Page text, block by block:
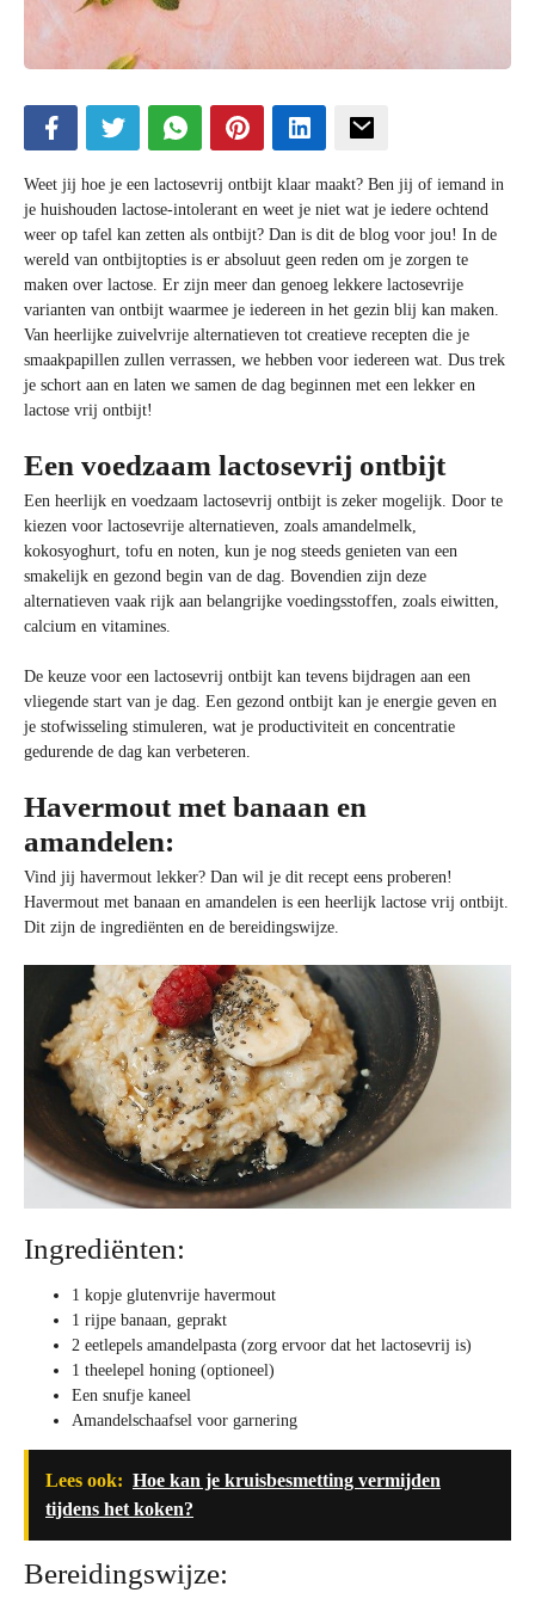
Weet jij hoe je een lactosevrij ontbijt klaar maakt? Ben jij of iemand in
je huishouden lactose-intolerant en weet je niet wat je iedere ochtend
weer op tafel kan zetten als ontbijt? Dan is dit de blog voor jou! In de
wereld van ontbijtopties is er absoluut geen reden om je zorgen te
maken over lactose. Er zijn meer dan genoeg lekkere lactosevrije
varianten van ontbijt waarmee je iedereen in het gezin blij kan maken.
Van heerlijke zuivelvrije alternatieven tot creatieve recepten die je
smaakpapillen zullen verrassen, we hebben voor iedereen wat. Dus trek
je schort aan en laten we samen de dag beginnen met een lekker en
lactose vrij ontbijt!
Een voedzaam lactosevrij ontbijt
Een heerlijk en voedzaam lactosevrij ontbijt is zeker mogelijk. Door te
kiezen voor lactosevrije alternatieven, zoals amandelmelk,
kokosyoghurt, tofu en noten, kun je nog steeds genieten van een
smakelijk en gezond begin van de dag. Bovendien zijn deze
alternatieven vaak rijk aan belangrijke voedingsstoffen, zoals eiwitten,
calcium en vitamines.
De keuze voor een lactosevrij ontbijt kan tevens bijdragen aan een
vliegende start van je dag. Een gezond ontbijt kan je energie geven en
je stofwisseling stimuleren, wat je productiviteit en concentratie
gedurende de dag kan verbeteren.
Havermout met banaan en
amandelen:
Vind jij havermout lekker? Dan wil je dit recept eens proberen!
Havermout met banaan en amandelen is een heerlijk lactose vrij ontbijt.
Dit zijn de ingrediënten en de bereidingswijze.
Ingrediënten:
1 kopje glutenvrije havermout
1 rijpe banaan, geprakt
2 eetlepels amandelpasta (zorg ervoor dat het lactosevrij is)
1 theelepel honing (optioneel)
Een snufje kaneel
Amandelschaafsel voor garnering
Lees ook: Hoe kan je kruisbesmetting vermijden
tijdens het koken?
Bereidingswijze: